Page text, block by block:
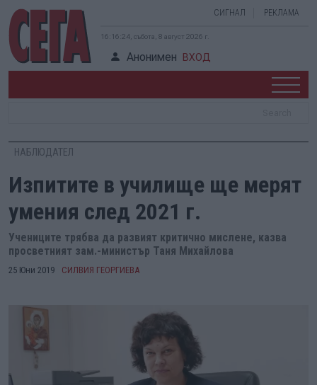
СИГНАЛ РЕКЛАМА
16:16:25, събота, 8 август 2026 г.
Анонимен ВХОД
НАБЛЮДАТЕЛ
Изпитите в училище ще мерят
умения след 2021 г.
Учениците трябва да развият критично мислене, казва
просветният зам.-министър Таня Михайлова
25 Юни 2019 СИЛВИЯ ГЕОРГИЕВА